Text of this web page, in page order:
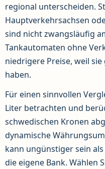
regional unterscheiden.
Hauptverkehrsachsen
sind nicht zwangsläufig
Tankautomaten ohne
niedrigere Preise, weil
haben.
Für einen sinnvollen
Liter betrachten und
schwedischen Kronen
dynamische
kann ungünstiger sein
die eigene Bank. Wählen